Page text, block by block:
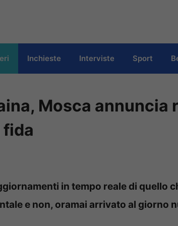
Inchieste Interviste Sport
Mosca annuncia
fida
in tempo reale di quello
e non, oramai arrivato al giorno